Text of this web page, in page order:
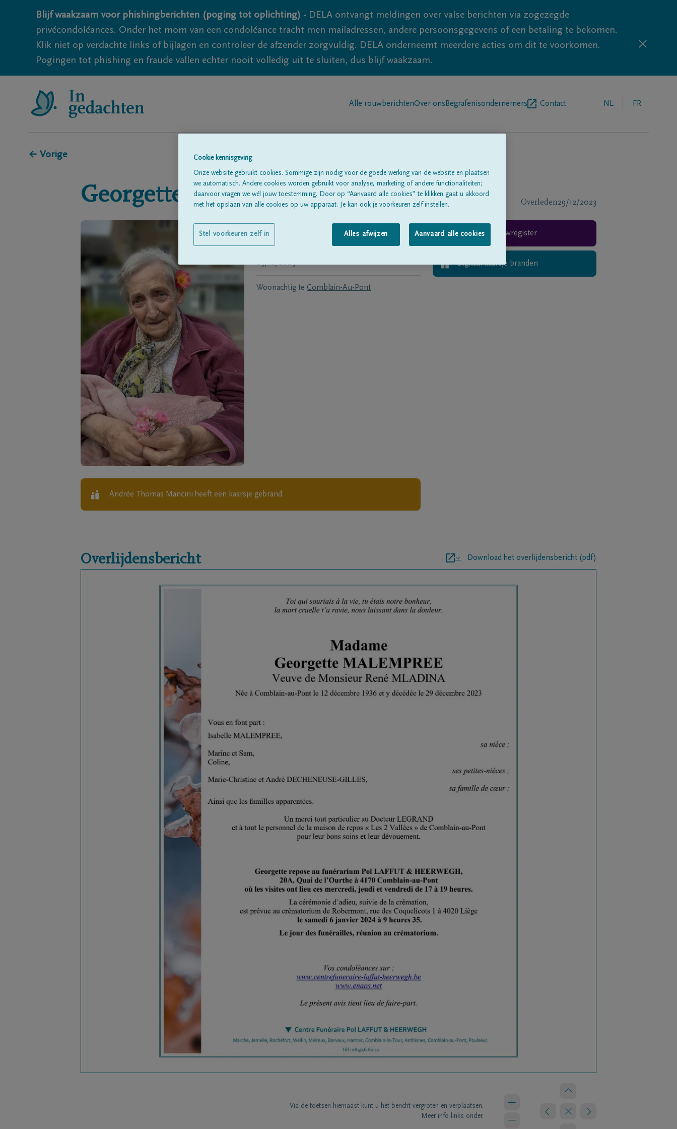
Blijf waakzaam voor phishingberichten (poging tot oplichting) - DELA ontvangt meldingen over valse berichten via zogezegde
privécondoléances. Onder het mom van een condoléance tracht men mailadressen, andere persoonsgegevens of een betaling te bekomen.
Klik niet op verdachte links of bijlagen en controleer de afzender zorgvuldig. DELA onderneemt meerdere acties om dit te voorkomen.
Pogingen tot phishing en fraude vallen echter nooit volledig uit te sluiten, dus blijf waakzaam.
Alle rouwberichtenOver ons Begrafenisondernemers Contact NL FR
← Vorige
Georgette MALEMPREE Overleden29/12/2023
Geboren te Comblain-Au-Pont 12/12/1936
29/12/2023
Woonachtig te Comblain-Au-Pont
Andrée Thomas Mancini heeft een kaarsje gebrand.
Rouwregister
Digitaal kaarsje branden
Overlijdensbericht Download het overlijdensbericht (pdf)
Via de toetsen hiernaast kunt u het bericht vergroten en verplaatsen.
Meer info links onder.
Cookie kennisgeving
Onze website gebruikt cookies. Sommige zijn nodig voor de goede werking van de website en plaatsen
we automatisch. Andere cookies worden gebruikt voor analyse, marketing of andere functionaliteiten;
daarvoor vragen we wél jouw toestemming. Door op “Aanvaard alle cookies” te klikken gaat u akkoord
met het opslaan van alle cookies op uw apparaat. Je kan ook je voorkeuren zelf instellen.
Alles afwijzen Aanvaard alle cookies
Stel voorkeuren zelf in